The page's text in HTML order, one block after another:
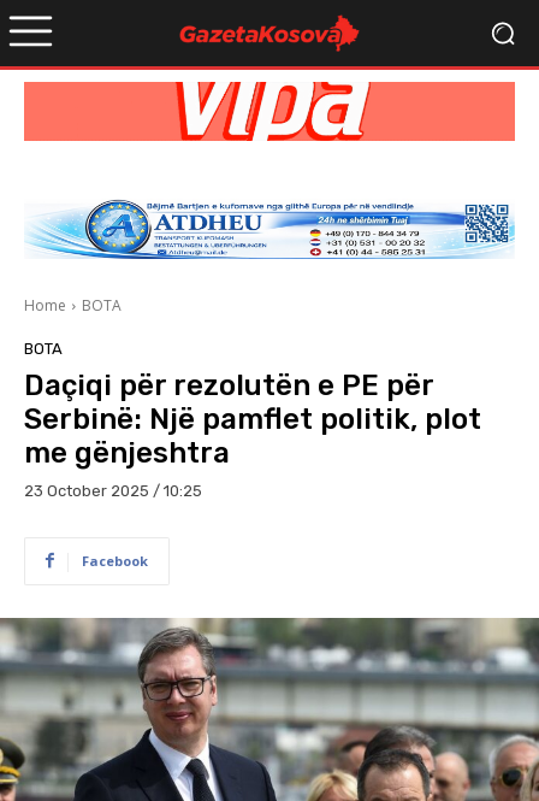
Home BOTA
BOTA
Daçiqi për rezolutën e PE për
Serbinë: Një pamflet politik, plot
me gënjeshtra
23 October 2025 / 10:25
Facebook